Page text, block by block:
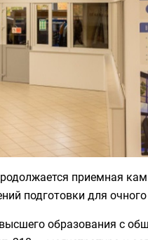
приемная
подготовки для
образования с